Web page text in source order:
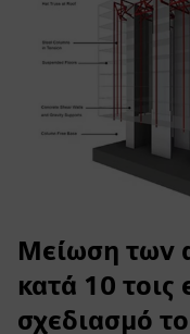
Μείωση των
κατά 10 τοις
σχεδιασμό